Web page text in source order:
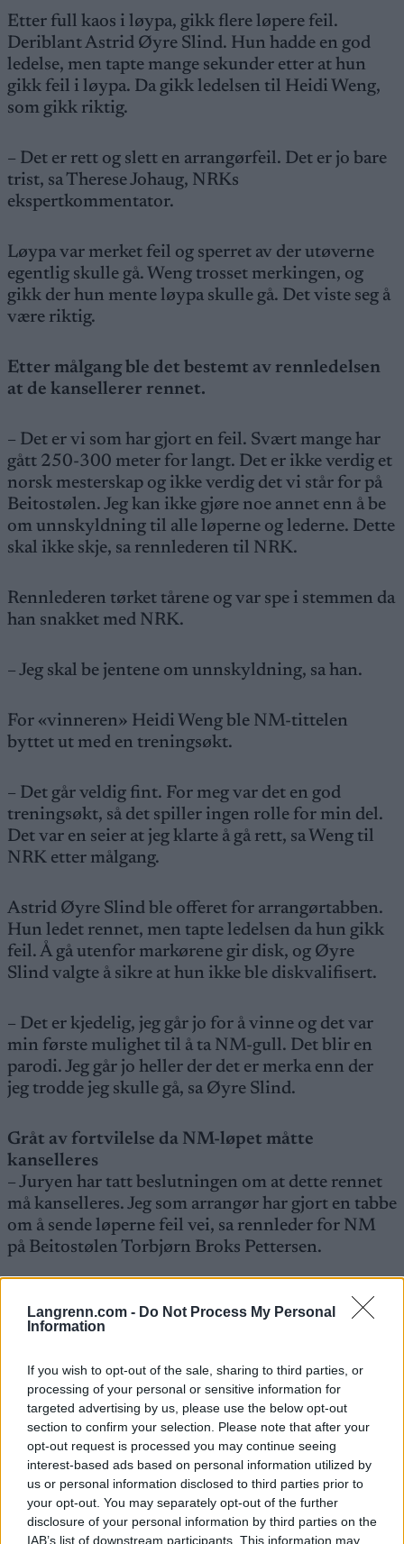
Langrenn.com - Do Not Process My Personal
Information
If you wish to opt-out of the sale, sharing to third parties, or
processing of your personal or sensitive information for
targeted advertising by us, please use the below opt-out
section to confirm your selection. Please note that after your
opt-out request is processed you may continue seeing
interest-based ads based on personal information utilized by
us or personal information disclosed to third parties prior to
your opt-out. You may separately opt-out of the further
disclosure of your personal information by third parties on the
IAB’s list of downstream participants. This information may
Etter full kaos i løypa, gikk flere løpere feil.
Deriblant Astrid Øyre Slind. Hun hadde en god
ledelse, men tapte mange sekunder etter at hun
gikk feil i løypa. Da gikk ledelsen til Heidi Weng,
som gikk riktig.
– Det er rett og slett en arrangørfeil. Det er jo bare
trist, sa Therese Johaug, NRKs
ekspertkommentator.
Løypa var merket feil og sperret av der utøverne
egentlig skulle gå. Weng trosset merkingen, og
gikk der hun mente løypa skulle gå. Det viste seg å
være riktig.
Etter målgang ble det bestemt av rennledelsen
at de kansellerer rennet.
– Det er vi som har gjort en feil. Svært mange har
gått 250-300 meter for langt. Det er ikke verdig et
norsk mesterskap og ikke verdig det vi står for på
Beitostølen. Jeg kan ikke gjøre noe annet enn å be
om unnskyldning til alle løperne og lederne. Dette
skal ikke skje, sa rennlederen til NRK.
Rennlederen tørket tårene og var spe i stemmen da
han snakket med NRK.
– Jeg skal be jentene om unnskyldning, sa han.
For «vinneren» Heidi Weng ble NM-tittelen
byttet ut med en treningsøkt.
– Det går veldig fint. For meg var det en god
treningsøkt, så det spiller ingen rolle for min del.
Det var en seier at jeg klarte å gå rett, sa Weng til
NRK etter målgang.
Astrid Øyre Slind ble offeret for arrangørtabben.
Hun ledet rennet, men tapte ledelsen da hun gikk
feil. Å gå utenfor markørene gir disk, og Øyre
Slind valgte å sikre at hun ikke ble diskvalifisert.
– Det er kjedelig, jeg går jo for å vinne og det var
min første mulighet til å ta NM-gull. Det blir en
parodi. Jeg går jo heller der det er merka enn der
jeg trodde jeg skulle gå, sa Øyre Slind.
Gråt av fortvilelse da NM-løpet måtte
kanselleres
– Juryen har tatt beslutningen om at dette rennet
må kanselleres. Jeg som arrangør har gjort en tabbe
om å sende løperne feil vei, sa rennleder for NM
på Beitostølen Torbjørn Broks Pettersen.
annullert etter en arrangørtabbe.
Torbjørn Broks Pettersen håndterte
arrangørtabben profesjonelt og korrekt. Men også
helt menneskelig. Den voksne mannen, som har
årevis med erfaring og har stått i utallige stormer,
gråt over feilen. Fortvilelsen gjorde vondt å se på.
Slapp med skrekken i herrenes skiathlon
Det var imidlertid ikke langt unna en ny